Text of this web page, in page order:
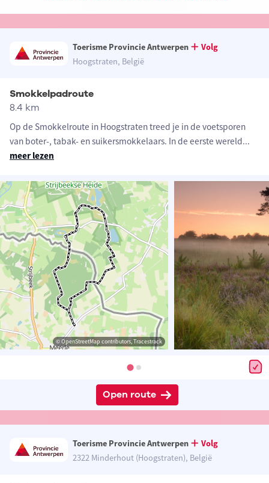
Toerisme Provincie Antwerpen
Volg
Hoogstraten, België
Smokkelpadroute
8.4 km
Op de Smokkelroute in Hoogstraten treed je in de voetsporen
van boter-, tabak- en suikersmokkelaars. In de eerste wereld...
meer lezen
© OpenStreetMap contributors, Tracestrack
Open route
Toerisme Provincie Antwerpen
Volg
2322 Minderhout (Hoogstraten), België